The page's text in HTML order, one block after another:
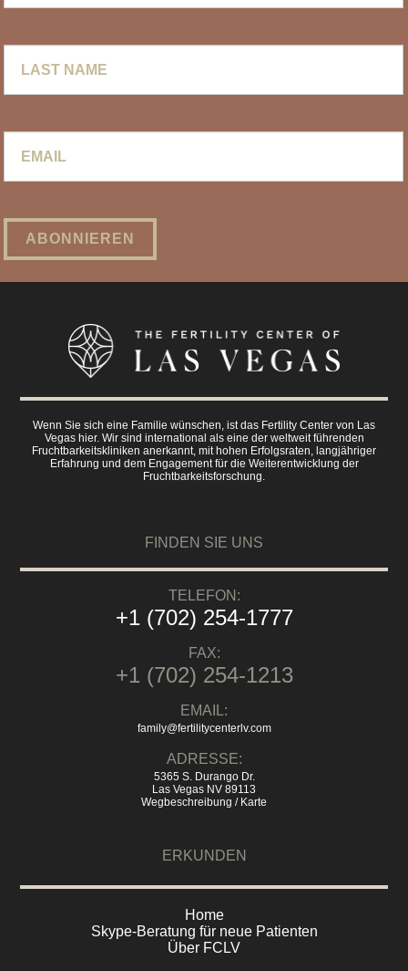
Wenn Sie sich eine Familie wünschen, ist das Fertility Center von Las
Vegas hier. Wir sind international als eine der weltweit führenden
Fruchtbarkeitskliniken anerkannt, mit hohen Erfolgsraten, langjähriger
Erfahrung und dem Engagement für die Weiterentwicklung der
Fruchtbarkeitsforschung.
FINDEN SIE UNS
TELEFON:
+1 (702) 254-1777
FAX:
+1 (702) 254-1213
EMAIL:
family@fertilitycenterlv.com
ADRESSE:
5365 S. Durango Dr.
Las Vegas NV 89113
Wegbeschreibung / Karte
ERKUNDEN
Home
Skype-Beratung für neue Patienten
Über FCLV